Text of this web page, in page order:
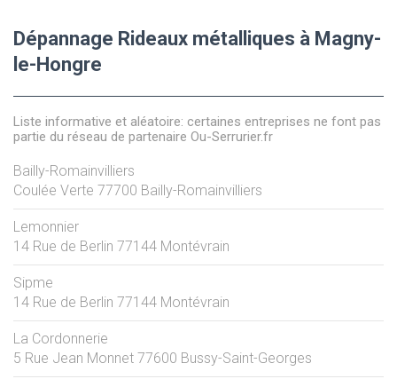
Dépannage Rideaux métalliques à Magny-
le-Hongre
Liste informative et aléatoire: certaines entreprises ne font pas
partie du réseau de partenaire Ou-Serrurier.fr
Bailly-Romainvilliers
Coulée Verte 77700 Bailly-Romainvilliers
Lemonnier
14 Rue de Berlin 77144 Montévrain
Sipme
14 Rue de Berlin 77144 Montévrain
La Cordonnerie
5 Rue Jean Monnet 77600 Bussy-Saint-Georges